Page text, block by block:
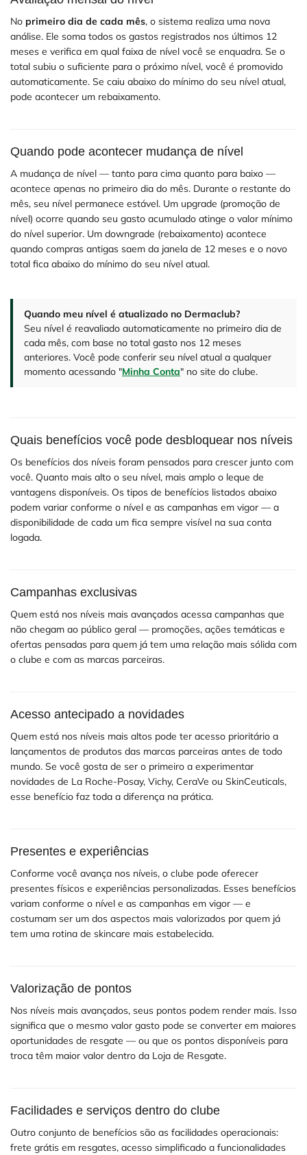
No primeiro dia de cada mês, o sistema realiza uma nova
análise. Ele soma todos os gastos registrados nos últimos 12
meses e verifica em qual faixa de nível você se enquadra. Se o
total subiu o suficiente para o próximo nível, você é promovido
automaticamente. Se caiu abaixo do mínimo do seu nível atual,
pode acontecer um rebaixamento.
Quando pode acontecer mudança de nível
A mudança de nível — tanto para cima quanto para baixo —
acontece apenas no primeiro dia do mês. Durante o restante do
mês, seu nível permanece estável. Um upgrade (promoção de
nível) ocorre quando seu gasto acumulado atinge o valor mínimo
do nível superior. Um downgrade (rebaixamento) acontece
quando compras antigas saem da janela de 12 meses e o novo
total fica abaixo do mínimo do seu nível atual.
Quando meu nível é atualizado no Dermaclub?
Seu nível é reavaliado automaticamente no primeiro dia de
cada mês, com base no total gasto nos 12 meses
anteriores. Você pode conferir seu nível atual a qualquer
momento acessando "Minha Conta" no site do clube.
Quais benefícios você pode desbloquear nos níveis
Os benefícios dos níveis foram pensados para crescer junto com
você. Quanto mais alto o seu nível, mais amplo o leque de
vantagens disponíveis. Os tipos de benefícios listados abaixo
podem variar conforme o nível e as campanhas em vigor — a
disponibilidade de cada um fica sempre visível na sua conta
logada.
Campanhas exclusivas
Quem está nos níveis mais avançados acessa campanhas que
não chegam ao público geral — promoções, ações temáticas e
ofertas pensadas para quem já tem uma relação mais sólida com
o clube e com as marcas parceiras.
Acesso antecipado a novidades
Quem está nos níveis mais altos pode ter acesso prioritário a
lançamentos de produtos das marcas parceiras antes de todo
mundo. Se você gosta de ser o primeiro a experimentar
novidades de La Roche-Posay, Vichy, CeraVe ou SkinCeuticals,
esse benefício faz toda a diferença na prática.
Presentes e experiências
Conforme você avança nos níveis, o clube pode oferecer
presentes físicos e experiências personalizadas. Esses benefícios
variam conforme o nível e as campanhas em vigor — e
costumam ser um dos aspectos mais valorizados por quem já
tem uma rotina de skincare mais estabelecida.
Valorização de pontos
Nos níveis mais avançados, seus pontos podem render mais. Isso
significa que o mesmo valor gasto pode se converter em maiores
oportunidades de resgate — ou que os pontos disponíveis para
troca têm maior valor dentro da Loja de Resgate.
Facilidades e serviços dentro do clube
Outro conjunto de benefícios são as facilidades operacionais:
frete grátis em resgates, acesso simplificado a funcionalidades